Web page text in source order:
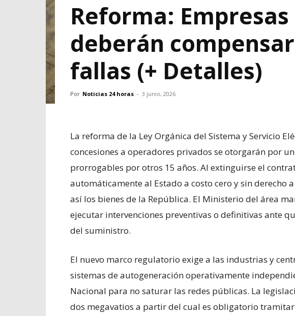
Reforma:
deberán
fallas (+ Detalles)
Por Noticias 24 horas - 3 junio, 2026
La reforma de la Ley Orgánica del Sistema y Servicio
concesiones a operadores privados se otorgarán por
prorrogables por otros 15 años. Al extinguirse el
automáticamente al Estado a costo cero y sin derecho
así los bienes de la República. El Ministerio del área
ejecutar intervenciones preventivas o definitivas ante
del suministro.
El nuevo marco regulatorio exige a las industrias y
sistemas de autogeneración operativamente
Nacional para no saturar las redes públicas. La
dos megavatios a partir del cual es obligatorio